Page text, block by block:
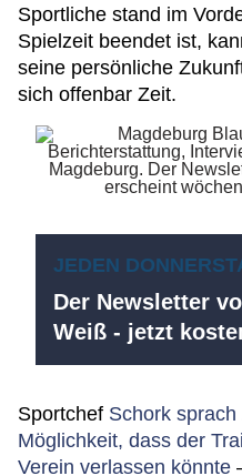
Sportliche stand im
Spielzeit beendet ist,
seine persönliche
sich offenbar Zeit.
JEDEN
Der Newsletter
Weiß - jetzt
Sportchef Schork
Möglichkeit, dass der
Verein verlassen könnte